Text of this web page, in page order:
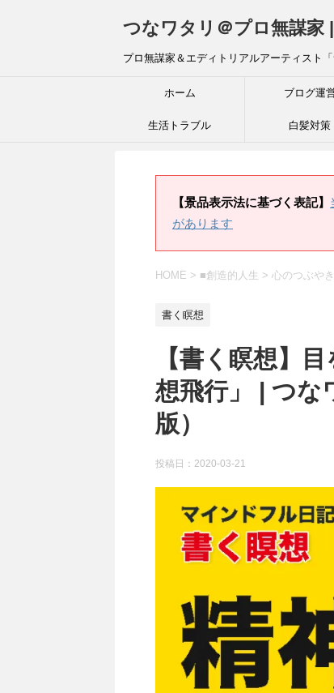
つなワタリ＠プロ無謀家
プロ無謀家＆エディトリアルアーティスト
ホーム ブログ運
生活トラブル 白髪対策
【景品表示法に基づく表記】
があります
HOME > ■創造的人生 > 心のつぶやき
書く瞑想
【書く瞑想】
想飛行」 | つな
版）
投稿日： 2020-03-21